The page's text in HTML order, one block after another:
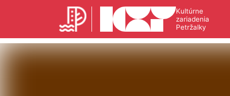
Kultúrne
zariadenia
Petržalky